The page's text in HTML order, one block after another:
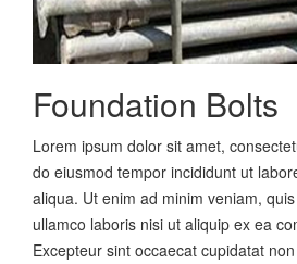
Foundation Bolts
Lorem ipsum dolor sit amet,
do eiusmod tempor incididunt ut
aliqua. Ut enim ad minim veniam,
ullamco laboris nisi ut aliquip ex ea
Excepteur sint occaecat cupidatat